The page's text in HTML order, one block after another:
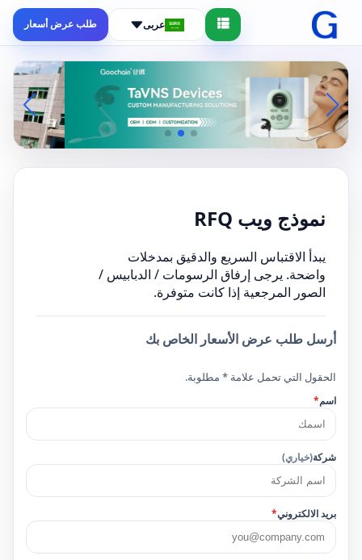
عربى طلب عرض أسعار
نموذج ويب RFQ
يبدأ الاقتباس السريع والدقيق بمدخلات
واضحة. يرجى إرفاق الرسومات / الدبابيس /
الصور المرجعية إذا كانت متوفرة.
أرسل طلب عرض الأسعار الخاص بك
الحقول التي تحمل علامة * مطلوبة.
اسم*
شركة(خياري)
بريد الالكتروني*